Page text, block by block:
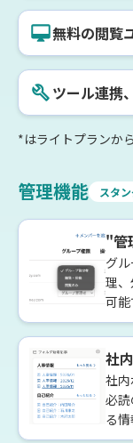
無料の閲覧
ツール連携
*はライトプランか
管理機能 スタ
"管
グ
理
可能
社
社内
必
る